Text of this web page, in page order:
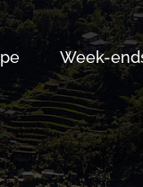
Week-